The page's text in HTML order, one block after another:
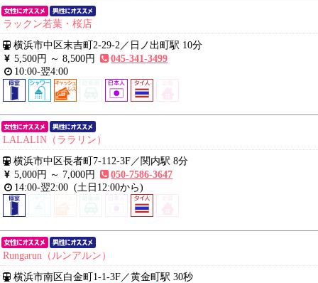
ラックン若葉・桜店
横浜市中区末吉町2-29-2／ 日ノ出町駅 10分
5,500円 ～8,500円
045-341-3499
10:00-翌4:00
LALALIN（ララリン）
横浜市中区長者町7-112-3F／関内駅 8分
5,000円 ～ 7,000円
050-7586-3647
14:00-翌2:00 (土日12:00から)
Rungarun（ルンアルン）
横浜市南区白金町1-1-3F／黄金町駅 30秒